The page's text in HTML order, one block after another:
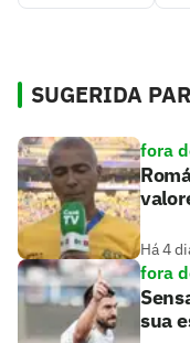
SUGERIDA
fora
Há 4
fora
sua